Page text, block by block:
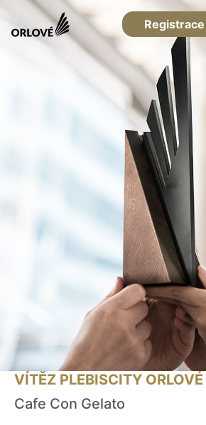
Registrace
VÍTĚZ PLEBISCITY ORLOVÉ
Cafe Con Gelato